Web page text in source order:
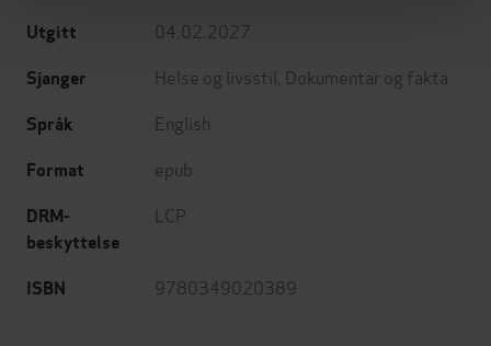
Utgitt 04.02.2027
Sjanger Helse og livsstil Dokumentar og fakta
Språk English
Format epub
DRM-
beskyttelse
LCP
ISBN 9780349020389